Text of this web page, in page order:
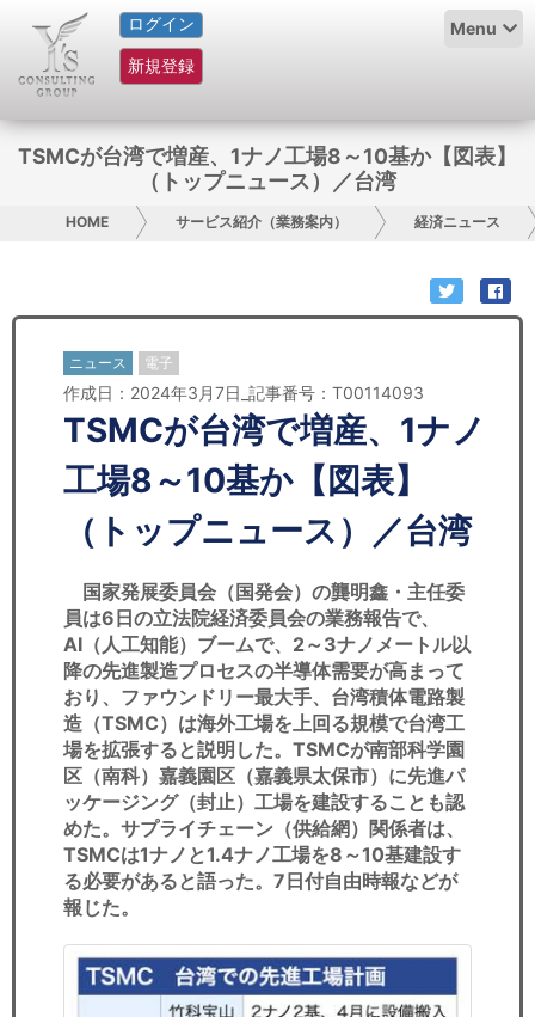
ログイン
新規登録
Menu
HOME
サービス紹介
お問い合わせ
日本人にPR
コンサルティング
リサーチ
セミナー
経済ニュース
労務顧問
ＩＴ
飲食店情報
TSMCが台湾で増産、1ナノ工場8～10基か【図表】
（トップニュース）／台湾
HOME サービス紹介（業務案内） 経済ニュース
ニュース 電子
作成日：2024年3月7日_記事番号：T00114093
TSMCが台湾で増産、1ナノ
工場8～10基か【図表】
（トップニュース）／台湾
国家発展委員会（国発会）の龔明鑫・主任委
員は6日の立法院経済委員会の業務報告で、
AI（人工知能）ブームで、2～3ナノメートル以
降の先進製造プロセスの半導体需要が高まって
おり、ファウンドリー最大手、台湾積体電路製
造（TSMC）は海外工場を上回る規模で台湾工
場を拡張すると説明した。TSMCが南部科学園
区（南科）嘉義園区（嘉義県太保市）に先進パ
ッケージング（封止）工場を建設することも認
めた。サプライチェーン（供給網）関係者は、
TSMCは1ナノと1.4ナノ工場を8～10基建設す
る必要があると語った。7日付自由時報などが
報じた。